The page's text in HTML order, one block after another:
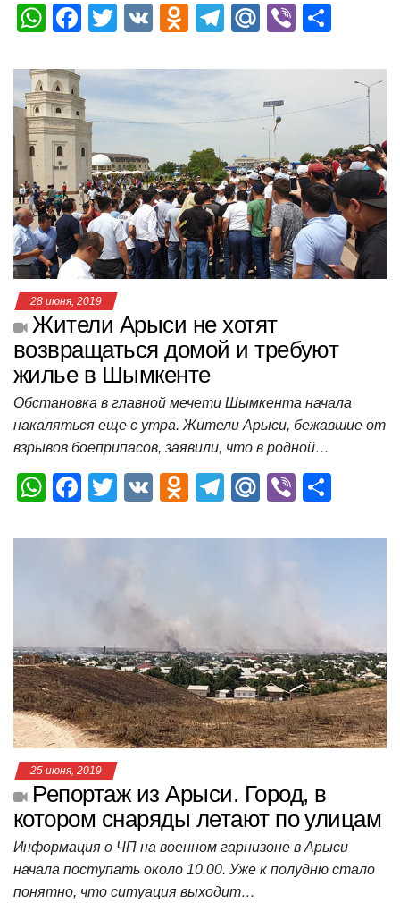
W
at
s
A
p
p
F
c
e
b
o
o
k
T
tt
er
V
O
n
kl
a
ss
ni
ki
T
e
a
m
M
.R
u
Vi
er п
р
в
и
т
ь
28 июня, 2019
Жители Арыси не хотят
возвращаться домой и требуют
жилье в Шымкенте
Обстановка в главной мечети Шымкента начала
накаляться еще с утра. Жители Арыси, бежавшие от
взрывов боеприпасов, заявили, что в родной…
W
at
p
F
c
o
k
T
tt
V
O
n
a
ss
ni
ki
T
e
m
M
.R
Vi
er п
в
и
т
ь
25 июня, 2019
Репортаж из Арыси. Город, в
котором снаряды летают по улицам
Информация о ЧП на военном гарнизоне в Арыси
начала поступать около 10.00. Уже к полудню стало
понятно, что ситуация выходит…